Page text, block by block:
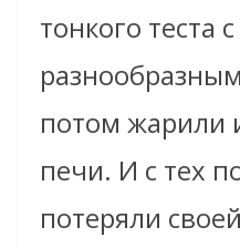
тонкого теста с
потом жарили
печи. И с тех
потеряли